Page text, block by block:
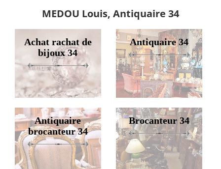
MEDOU Louis, Antiquaire 34
Achat rachat de
bijoux 34
Antiquaire 34
Antiquaire
brocanteur 34
Brocanteur 34